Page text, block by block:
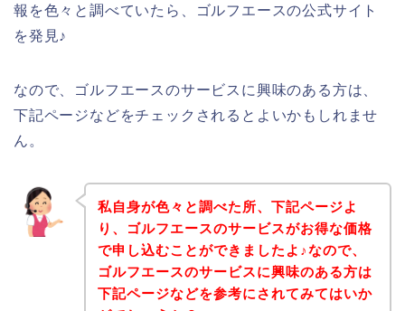
報を色々と調べていたら、ゴルフエースの公式サイト
を発見♪
なので、ゴルフエースのサービスに興味のある方は、
下記ページなどをチェックされるとよいかもしれませ
ん。
私自身が色々と調べた所、下記ページよ
り、ゴルフエースのサービスがお得な価格
で申し込むことができましたよ♪なので、
ゴルフエースのサービスに興味のある方は
下記ページなどを参考にされてみてはいか